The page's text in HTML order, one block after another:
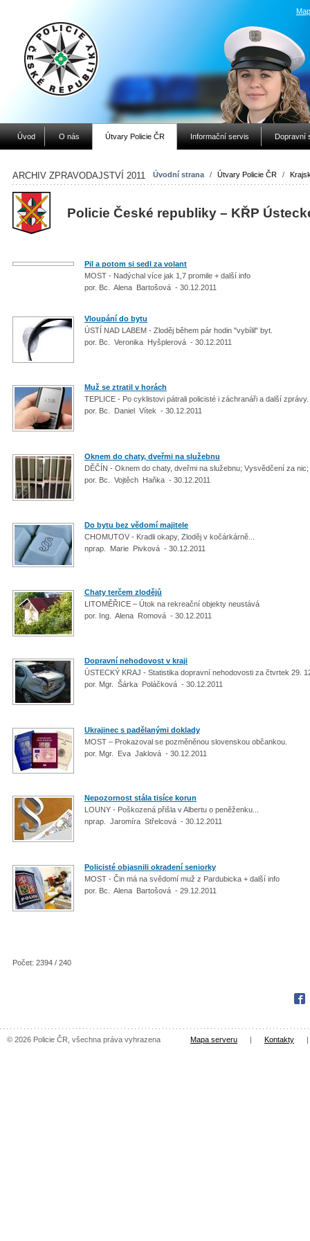
Úvod O nás Útvary Policie ČR Informační servis Dopravní
Úvodní strana / Útvary Policie ČR /
ARCHIV ZPRAVODAJSTVÍ 2011
Policie České republiky – KŘP
Pil a potom si sedl za volant
MOST - Nadýchal více jak 1,7 promile + další info
por. Bc. Alena Bartošová - 30.12.2011
Vloupání do bytu
ÚSTÍ NAD LABEM - Zloděj během pár hodin "vybílil" byt.
por. Bc. Veronika Hyšplerová - 30.12.2011
Muž se ztratil v horách
TEPLICE - Po cyklistovi pátrali policisté i záchranáři a další zprávy.
por. Bc. Daniel Vítek - 30.12.2011
Oknem do chaty, dveřmi na služebnu
DĚČÍN - Oknem do chaty, dveřmi na služebnu; Vysvědčení za
por. Bc. Vojtěch Haňka - 30.12.2011
Do bytu bez vědomí majitele
CHOMUTOV - Kradli okapy, Zloděj v kočárkárně...
nprap. Marie Pivková - 30.12.2011
Chaty terčem zlodějů
LITOMĚŘICE – Útok na rekreační objekty neustává
por. Ing. Alena Romová - 30.12.2011
Dopravní nehodovost v kraji
ÚSTECKÝ KRAJ - Statistika dopravní nehodovosti za čtvrtek 29.
por. Mgr. Šárka Poláčková - 30.12.2011
Ukrajinec s padělanými doklady
MOST – Prokazoval se pozměněnou slovenskou občankou.
por. Mgr. Eva Jaklová - 30.12.2011
Nepozornost stála tisíce korun
LOUNY - Poškozená přišla v Albertu o peněženku...
nprap. Jaromíra Střelcová - 30.12.2011
Policisté objasnili okradení seniorky
MOST - Čin má na svědomí muž z Pardubicka + další info
por. Bc. Alena Bartošová - 29.12.2011
Počet: 2394 / 240
© 2026 Policie ČR, všechna práva vyhrazena Mapa serveru | Kontakty |